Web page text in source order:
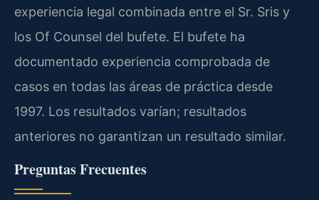
experiencia legal combinada entre el Sr. Sris y
los Of Counsel del bufete. El bufete ha
documentado experiencia comprobada de
casos en todas las áreas de práctica desde
1997. Los resultados varían; resultados
anteriores no garantizan un resultado similar.
Preguntas Frecuentes